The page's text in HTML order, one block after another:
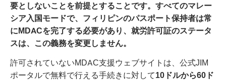
要としないことを前提とすることです。すべてのマレー
シア入国モードで、フィリピンのパスポート保持者は常
にMDACを完了する必要があり、就労許可証のステータ
スは、この義務を変更しません。
許可されていないMDAC支援ウェブサイトは、公式JIM
ポータルで無料で行える手続きに対して10ドルから60ド